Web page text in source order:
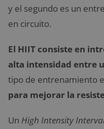
y el segundo es un
en circuito.
El HIIT consiste en
alta intensidad entre
tipo de entrenamiento
para mejorar la
Un High Intensity